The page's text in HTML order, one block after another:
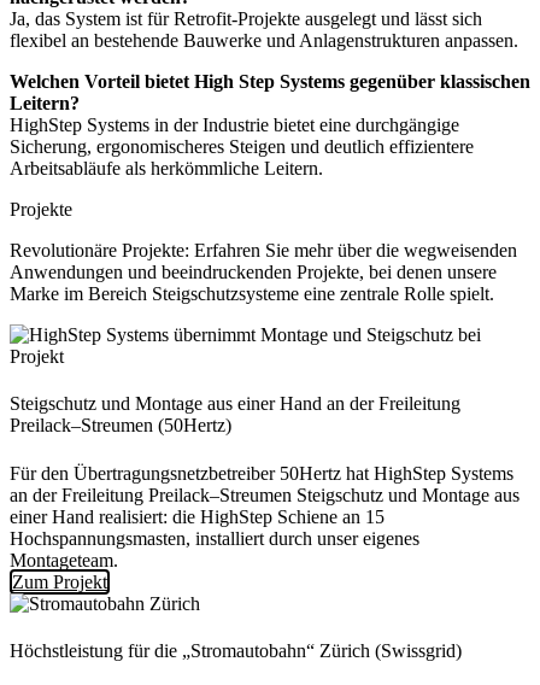
Ja, das System ist für Retrofit-Projekte ausgelegt und lässt sich
flexibel an bestehende Bauwerke und Anlagenstrukturen anpassen.
Welchen Vorteil bietet High Step Systems gegenüber klassischen
Leitern?
HighStep Systems in der Industrie bietet eine durchgängige
Sicherung, ergonomischeres Steigen und deutlich effizientere
Arbeitsabläufe als herkömmliche Leitern.
Projekte
Revolutionäre Projekte: Erfahren Sie mehr über die wegweisenden
Anwendungen und beeindruckenden Projekte, bei denen unsere
Marke im Bereich Steigschutzsysteme eine zentrale Rolle spielt.
Steigschutz und Montage aus einer Hand an der Freileitung
Preilack–Streumen (50Hertz)
Für den Übertragungsnetzbetreiber 50Hertz hat HighStep Systems
an der Freileitung Preilack–Streumen Steigschutz und Montage aus
einer Hand realisiert: die HighStep Schiene an 15
Hochspannungsmasten, installiert durch unser eigenes
Montageteam.
Zum Projekt
Höchstleistung für die „Stromautobahn“ Zürich (Swissgrid)